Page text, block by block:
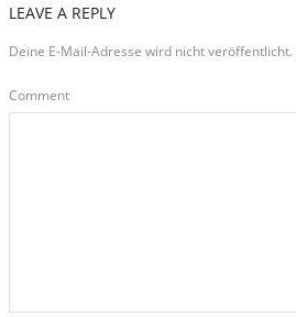
LEAVE A REPLY
Deine E-Mail-Adresse wird nicht veröffentlicht.
Comment